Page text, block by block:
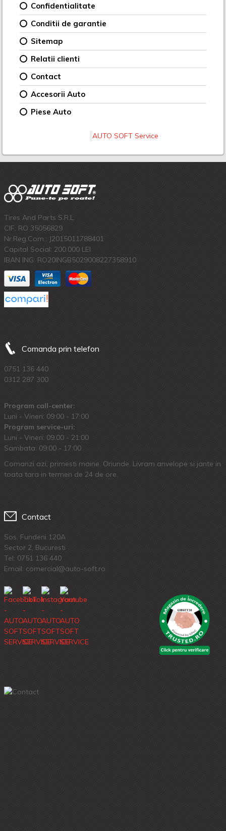
Confidentialitate
Conditii de garantie
Sitemap
Relatii clienti
Contact
Accesorii Auto
Piese Auto
AUTO SOFT Service
Tires And Parts S.R.L.
CIF: RO 35056829
Nr.Reg.Com.: J2015011788401
Capital Social: 200.000 LEI
IBAN ING: RO20INGB5029008227358910
Comanda prin telefon
0751 136 440
0312 287 300
Program call-center:
Luni - Vineri: 09:00 - 17:00
Program service-uri:
Luni - Vineri: 09.00 - 21:00
Sambata: 09:00 - 17:00
Comanzi azi, primesti maine. Oriunde. Livram anvelope si jante in
toata tara in termen de 24 de ore.
Contact
Sos. Fundeni 120A
Sector 2, Bucuresti
Tel: 0751 136 440
Email: comercial@auto-soft.ro